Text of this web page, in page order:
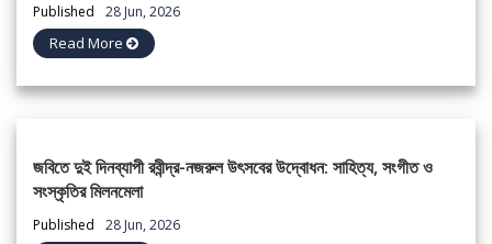
Published 28 Jun, 2026
Read More
জবিতে দুই দিনব্যাপী রবীন্দ্র-নজরুল উৎসবের উদ্বোধন: সাহিত্য, সংগীত ও
সংস্কৃতির মিলনমেলা
Published 28 Jun, 2026